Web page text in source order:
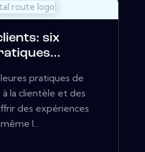
six
pratiques de
la clientèle et des
des expériences
l...